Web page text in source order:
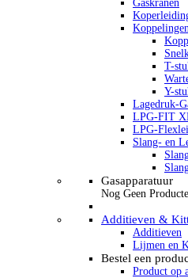
Gaskranen
T-
Y-
Lagedruk-
LPG-FIT
LPG-
Slang- en
Gasapparatuur
Nog Geen
Additieven &
Additieven
Lijmen en
Bestel een
Product op